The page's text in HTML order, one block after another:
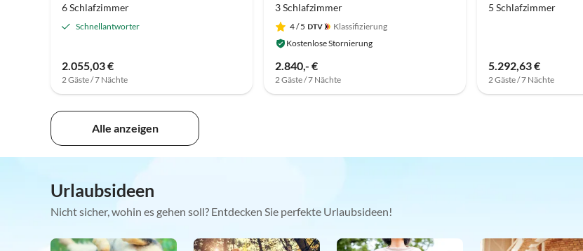
6 Schlafzimmer
Schnellantworter
2.055,03 €
2 Gäste / 7 Nächte
3 Schlafzimmer
4/ 5
Klassifizierung
Kostenlose Stornierung
2.840,- €
2 Gäste / 7 Nächte
5 Schlafzimmer
5.292,63 €
2 Gäste / 7 Nächte
Alle anzeigen
Urlaubsideen
Nicht sicher, wohin es gehen soll? Entdecken Sie perfekte Urlaubsideen!